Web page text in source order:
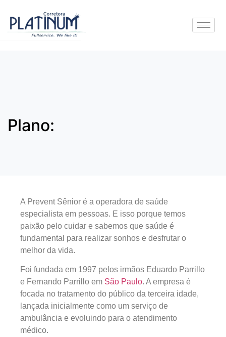
Plano:
A Prevent Sênior é a operadora de saúde
especialista em pessoas. E isso porque temos
paixão pelo cuidar e sabemos que saúde é
fundamental para realizar sonhos e desfrutar o
melhor da vida.
Foi fundada em 1997 pelos irmãos Eduardo Parrillo
e Fernando Parrillo em São Paulo. A empresa é
focada no tratamento do público da terceira idade,
lançada inicialmente como um serviço de
ambulância e evoluindo para o atendimento
médico.